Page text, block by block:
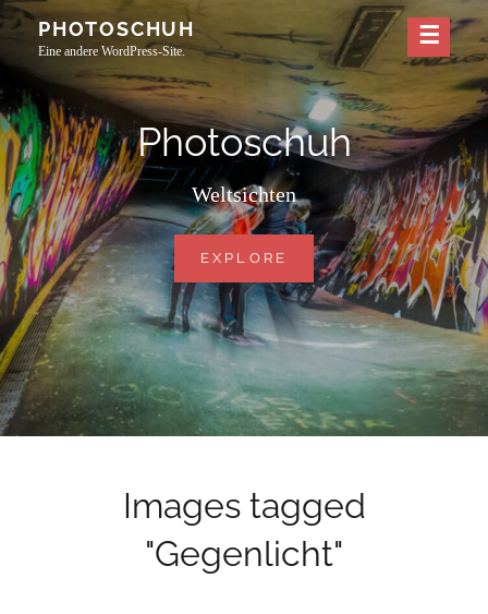
Skip
content
PHOTOSCHUH
Eine andere WordPress-Site.
Photoschuh
Weltsichten
EXPLORE PHOTOSCHUH
Images tagged
"Gegenlicht"